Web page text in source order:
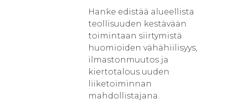
Hanke edistää alueellista
teollisuuden kestävään
toimintaan siirtymistä
huomioiden vähähiilisyys,
ilmastonmuutos ja
kiertotalous uuden
liiketoiminnan
mahdollistajana.